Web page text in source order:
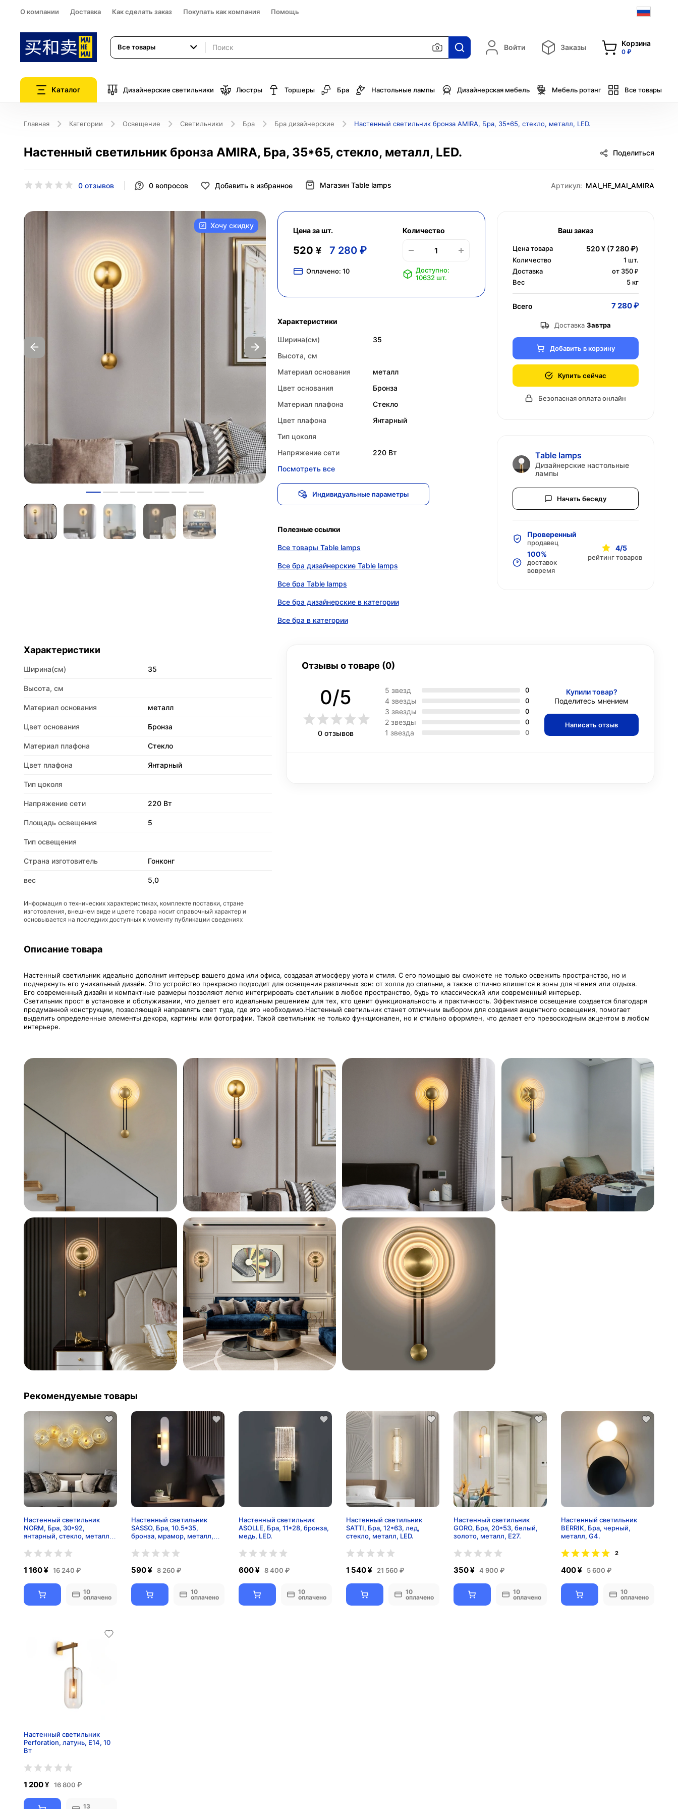
О компании Доставка Как сделать заказ Покупать как компания Помощь
Все товары Войти Заказы Корзина
0 ₽
Каталог Дизайнерские светильники Люстры Торшеры Бра Настольные лампы Дизайнерская мебель Мебель ротанг Все товары
Главная Категории Освещение Светильники Бра Бра дизайнерские Настенный светильник бронза АМIRA, Бра, 35*65, стекло, металл, LED.
Настенный светильник бронза АМIRA, Бра, 35*65, стекло, металл, LED.
0 отзывов 0 вопросов Добавить в избранное
Поделиться
Магазин Table lamps Артикул: MAI_HE_MAI_AMIRA
Хочу скидку
Цена за шт.
520 ¥ 7 280 ₽
Оплачено: 10
Количество
Доступно:
10632 шт.
Характеристики
Ширина(см)
35
Высота, см
Материал основания
металл
Цвет основания
Бронза
Материал плафона
Стекло
Цвет плафона
Янтарный
Тип цоколя
Напряжение сети
220 Вт
Посмотреть все
Индивидуальные параметры
Полезные ссылки
Все товары Table lamps
Все бра дизайнерские Table lamps
Все бра Table lamps
Все бра дизайнерские в категории
Все бра в категории
Ваш заказ
Цена товара 520 ¥ (7 280 ₽)
Количество 1 шт.
Доставка
от 350 ₽
Вес
5 кг
Всего 7 280 ₽
Доставка Завтра
Добавить в корзину
Купить сейчас
Безопасная оплата онлайн
Table lamps
Дизайнерские настольные
лампы
Начать беседу
Проверенный
продавец
100%
доставок
вовремя
4/5
рейтинг товаров
Характеристики
Ширина(см) 35
Высота, см
Материал основания металл
Цвет основания Бронза
Материал плафона Стекло
Цвет плафона Янтарный
Тип цоколя
Напряжение сети 220 Вт
Площадь освещения 5
Тип освещения
Страна изготовитель Гонконг
вес 5,0
Информация о технических характеристиках, комплекте поставки, стране
изготовления, внешнем виде и цвете товара носит справочный характер и
основывается на последних доступных к моменту публикации сведениях
Отзывы о товаре (0)
0/5
0 отзывов
5 звезд 0
4 звезды 0
3 звезды 0
2 звезды 0
1 звезда 0
Купили товар?
Поделитесь мнением
Написать отзыв
Описание товара
Настенный светильник идеально дополнит интерьер вашего дома или офиса, создавая атмосферу уюта и стиля. С его помощью вы сможете не только освежить пространство, но и
подчеркнуть его уникальный дизайн. Это устройство прекрасно подходит для освещения различных зон: от холла до спальни, а также отлично впишется в зоны для чтения или отдыха.
Его современный дизайн и компактные размеры позволяют легко интегрировать светильник в любое пространство, будь то классический или современный интерьер.
Светильник прост в установке и обслуживании, что делает его идеальным решением для тех, кто ценит функциональность и практичность. Эффективное освещение создается благодаря
продуманной конструкции, позволяющей направлять свет туда, где это необходимо.Настенный светильник станет отличным выбором для создания акцентного освещения, помогает
выделить определенные элементы декора, картины или фотографии. Такой светильник не только функционален, но и стильно оформлен, что делает его превосходным акцентом в любом
интерьере.
Рекомендуемые товары
Настенный светильник
NORM, Бра, 30*92,
янтарный, стекло, металл,
1 160 ¥ 16 240 ₽
10
оплачено
Настенный светильник
SASSO, Бра, 10.5*35,
бронза, мрамор, металл,
590 ¥ 8 260 ₽
10
оплачено
Настенный светильник
ASOLLE, Бра, 11*28, бронза,
медь, LED.
600 ¥ 8 400 ₽
10
оплачено
Настенный светильник
SATTI, Бра, 12*63, лед,
стекло, металл, LED.
1 540 ¥ 21 560 ₽
10
оплачено
Настенный светильник
GORO, Бра, 20*53, белый,
золото, металл, Е27.
350 ¥ 4 900 ₽
10
оплачено
Настенный светильник
BERRIK, Бра, черный,
металл, G4.
2
400 ¥ 5 600 ₽
10
оплачено
Настенный светильник
Perforation, латунь, E14, 10
Вт
1 200 ¥ 16 800 ₽
13